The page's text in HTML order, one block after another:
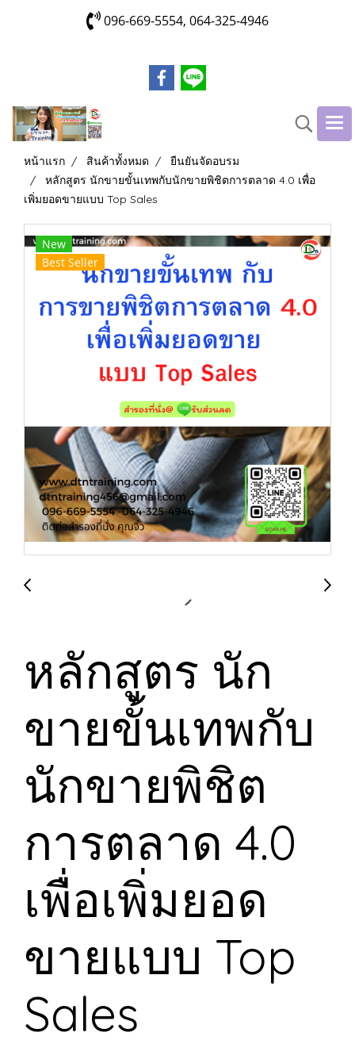
096-669-5554, 064-325-4946
หน้าแรก สินค้าทั้งหมด
ยืนยันจัดอบรม
หลักสูตร นักขายขั้นเทพกับนักขายพิชิตการตลาด 4.0 เพื่อ
เพิ่มยอดขายแบบ Top Sales
New
Best Seller
หลักสูตร นัก
ขายขั้นเทพกับ
นักขายพิชิต
การตลาด 4.0
เพื่อเพิ่มยอด
ขายแบบ Top
Sales